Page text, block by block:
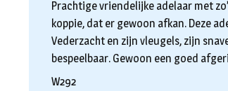
Prachtige vriendelijke adelaar met
koppie, dat er gewoon afkan. Deze
Vederzacht en zijn vleugels, zijn
bespeelbaar. Gewoon een goed
W292